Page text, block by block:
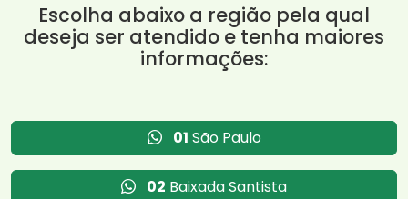
Escolha abaixo a região pela qual
deseja ser atendido e tenha maiores
informações:
01 São Paulo
02 Baixada Santista